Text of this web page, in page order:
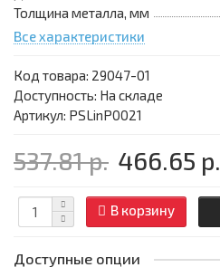
Толщина металла, мм
Все характеристики
Код товара: 29047-01
Доступность: На складе
Артикул: PSLinP0021
537.81 р. 466.65 р.
В корзину
Доступные опции